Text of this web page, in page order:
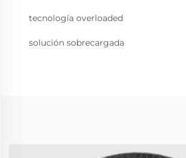
tecnología overloaded
solución sobrecargada